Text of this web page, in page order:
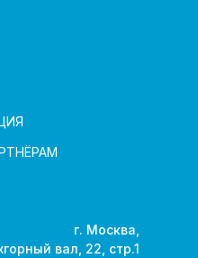
г. Москва,
вал, 22, стр.1